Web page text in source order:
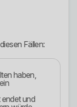
Fällen:
haben,
und